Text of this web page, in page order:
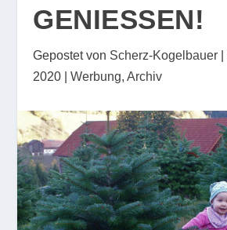
GENIESSEN!
Gepostet von Scherz-Kogelbauer
2020 |Werbung,Archiv